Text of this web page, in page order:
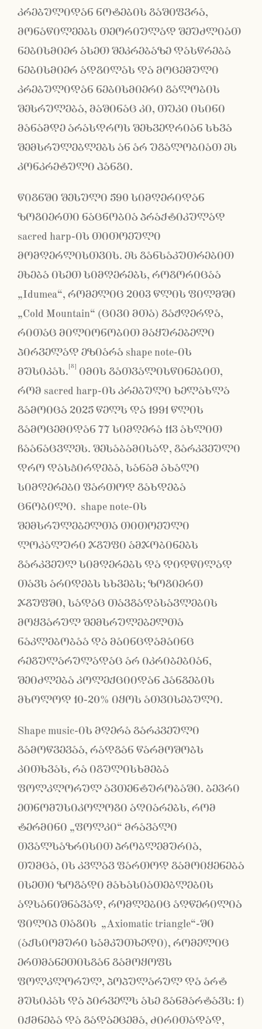
კრებულიდან ნოტების გაშიფვრა,
მონაწილეებს თეორიულად შეუძლიათ
ნებისმიერ ასეთ შეკრებაზე დასწრება
ნებისმიერ ადგილას და მოცემული
კრებულიდან ნებისმიერი გალობის
შესრულება, მაშინაც კი, თუკი ისინი
მანამდე არასდროს შეხვედრიან სხვა
შემსრულებლებს ან არ უგალობიათ ეს
კონკრეტული ჰანგი.
წიგნში შესული 590 სიმღერიდან
ზოგიერთი ნაცნობია პრაქტიკულად
sacred harp-ის თითოეული
მომღერლისთვის. ეს განსაკუთრებით
ეხება ისეთ სიმღერებს, როგორიცაა
„Idumea“, რომელიც 2003 წლის ფილმში
„Cold Mountain“ (ცივი მთა) გაჟღერდა,
რითაც მილიონობით მაყურებელი
პირველად ეზიარა shape note-ის
მუსიკას.[8] იმის გათვალისწინებით,
რომ sacred harp-ის კრებული ხელახლა
გამოიცა 2025 წელს და 1991 წლის
გამოცემიდან 77 სიმღერა 113 ახლით
ჩაანაცვლეს. შესაბამისად, გარკვეული
დრო დასჭირდება, სანამ ახალი
სიმღერები ფართოდ გახდება
ცნობილი. shape note-ის
შემსრულებელთა თითოეული
ლოკალური ჯგუფი ამჯობინებს
გარკვეულ სიმღერებს და დიდწილად
თავს არიდებს სხვებს; ზოგიერთ
ჯგუფში, სადაც თავგადასავლების
მოყვარულ შემსრულებელთა
ნაკლებობაა და მაინცდამაინც
რეგულარულადაც არ იკრიბებიან,
შეიძლება კოლექციიდან ჰანგების
მხოლოდ 10-20% იყოს ათვისებული.
Shape music-ის მღერა გარკვეული
გამოწვევაა, რადგან წარმოშობს
კითხვას, რა იგულისხმება
ფოლკლორულ ავთენტურობაში. ბევრი
ეთნომუსიკოლოგი აღიარებს, რომ
ტერმინი „ფოლკი“ მრავალი
თვალსაზრისით პრობლემურია,
თუმცა, ის კვლავ ფართოდ გამოიყენება
ისეთი ზოგადი მახასიათებლების
აღსანიშნავად, რომლებიც აღწერილია
ფილიპ თაგის „Axiomatic triangle“-ში
(აქსიომური სამკუთხედი), რომელიც
ერთმანეთისგან გამოყოფს
ფოლკლორულ, პოპულარულ და არტ
მუსიკას და პირველს ასე განმარტავს: 1)
იქმნება და გადაეცემა, ძირითადად,